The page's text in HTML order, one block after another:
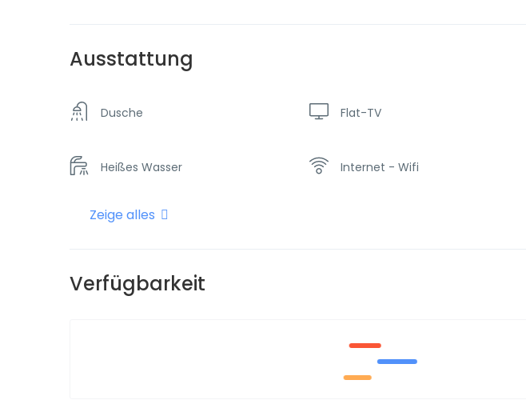
Ausstattung
Dusche Flat-TV
Heißes Wasser Internet - Wifi
Shampoo
Zeige alles
Verfügbarkeit